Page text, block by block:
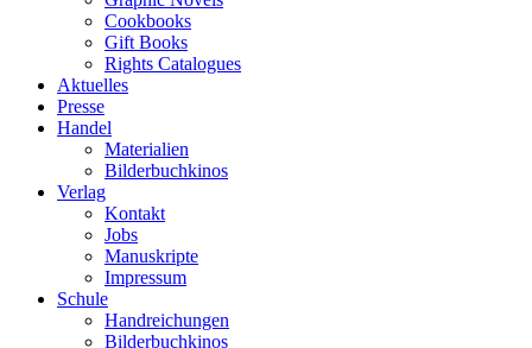
Cookbooks
Gift Books
Rights Catalogues
Aktuelles
Presse
Handel
Materialien
Bilderbuchkinos
Verlag
Kontakt
Jobs
Manuskripte
Impressum
Schule
Handreichungen
Bilderbuchkinos